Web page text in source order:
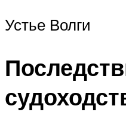
Устье Волги